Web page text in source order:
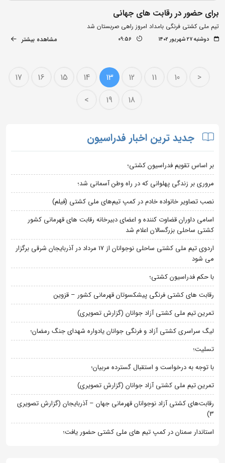
برای حضور در رقابت های جهانی
تیم ملی کشتی فرنگی بامداد امروز راهی صربستان شد
دوشنبه ۲۷ شهریور ۱۴۰۲ 09:56 مشاهده بیشتر
<
10
11
12
13
14
15
16
17
18
19
>
جدید ترین اخبار فدراسیون
بر اساس تقویم فدراسیون کشتی؛
مروری بر زندگی پهلوانی که در راه وطن آسمانی شد؛
نصب تصاویر خانواده خادم در کمپ تیم‌های ملی کشتی (فیلم)
اسامی داوران قضاوت کننده و اعضای دبیرخانه رقابت های قهرمانی کشور
کشتی ساحلی بزرگسالان اعلام شد
اردوی تیم ملی کشتی ساحلی نوجوانان از 17 مرداد در آذربایجان شرقی برگزار
می شود
با حکم فدراسیون کشتی؛
رقابت های کشتی فرنگی پیشکسوتان قهرمانی کشور – قزوین
تمرین تیم ملی کشتی آزاد جوانان (گزارش تصویری)
لیگ سراسری کشتی آزاد و فرنگی جوانان یادواره شهدای جنگ رمضان؛
تسلیت؛
با توجه به درخواست و استقبال گسترده مربیان؛
تمرین تیم ملی کشتی آزاد جوانان (گزارش تصویری)
رقابت‌های کشتی آزاد نوجوانان قهرمانی جهان – آذربایجان (گزارش تصویری
3)
استاندار سمنان در کمپ تیم های ملی کشتی حضور یافت؛